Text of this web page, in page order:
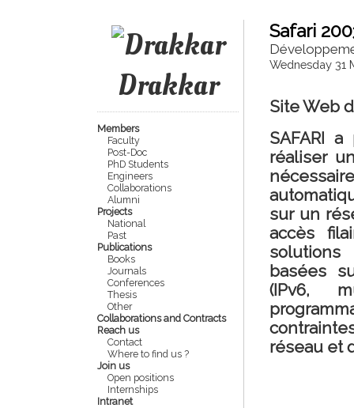
Safari
Wednesday 31
Site Web
SAFARI
réaliser
sur un
accès
basées
(IPv6,
réseau et
Drakkar
Members
Faculty
Post-Doc
PhD Students
Engineers
Collaborations
Alumni
Projects
National
Past
Publications
Books
Journals
Conferences
Thesis
Other
Collaborations and Contracts
Reach us
Contact
Where to find us ?
Join us
Open positions
Internships
Intranet